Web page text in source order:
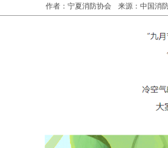
作者：宁夏消防协会 来源：中国消